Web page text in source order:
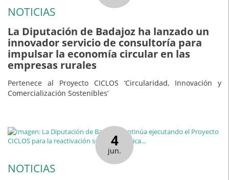
NOTICIAS
La Diputación de Badajoz ha lanzado un
innovador servicio de consultoría para
impulsar la economía circular en las
empresas rurales
Pertenece al Proyecto CICLOS ‘Circularidad, Innovación y
Comercialización Sostenibles’
4
jun.
NOTICIAS